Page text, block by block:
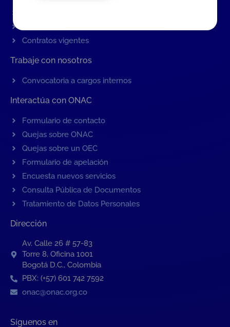
Contratos vigentes
Trabaje con nosotros
Convocatoria a cargos internos
Interactúa con ONAC
Formulario de contacto
Quejas sobre ONAC
Quejas sobre un OEC
Formulario de apelación
Encuesta nuevos servicios
Consulta Pública de Documentos
Tratamiento de Datos Personales
Dirección
Av. Calle 26 # 57-83
Torre 8, Oficina 1001
Bogotá D.C., Colombia
PBX: (+57) 601 742 7592
onac@onac.org.co
Síguenos en